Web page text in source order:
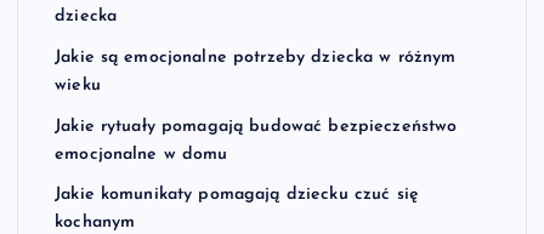
dziecka
Jakie są emocjonalne potrzeby dziecka w różnym
wieku
Jakie rytuały pomagają budować bezpieczeństwo
emocjonalne w domu
Jakie komunikaty pomagają dziecku czuć się
kochanym